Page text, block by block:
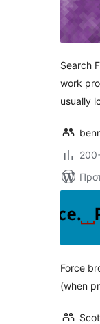
Search
work
usually
Force
(when